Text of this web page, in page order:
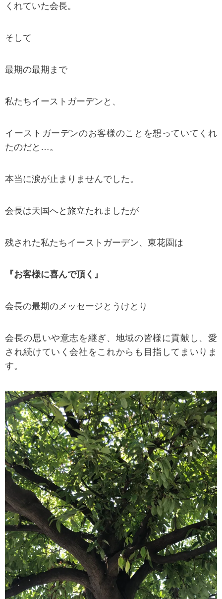
くれていた会長。
そして
最期の最期まで
私たちイーストガーデンと、
イーストガーデンのお客様のことを想っていてくれ
たのだと…。
本当に涙が止まりませんでした。
会長は天国へと旅立たれましたが
残された私たちイーストガーデン、東花園は
『お客様に喜んで頂く』
会長の最期のメッセージとうけとり
会長の思いや意志を継ぎ、地域の皆様に貢献し、愛
され続けていく会社をこれからも目指してまいりま
す。